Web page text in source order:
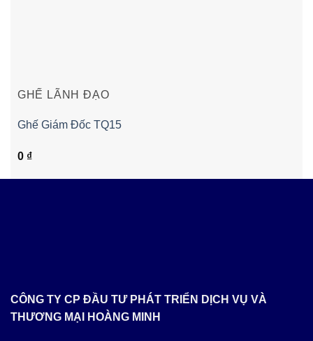
GHẾ LÃNH ĐẠO
Ghế Giám Đốc TQ15
0 ₫
CÔNG TY CP ĐẦU TƯ PHÁT TRIỂN DỊCH VỤ VÀ
THƯƠNG MẠI HOÀNG MINH